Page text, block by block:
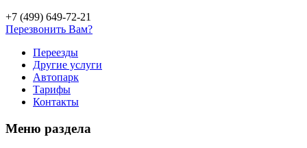
+7 (499) 649-72-21
Перезвонить Вам?
Переезды
Другие услуги
Автопарк
Тарифы
Контакты
Меню раздела